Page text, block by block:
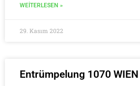
WEITERLESEN »
29. Kasım 2022
Entrümpelung 1070 WIEN